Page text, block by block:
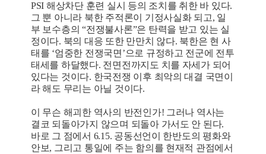
PSI 해상차단 훈련 실시 등의 조치를 취한 바 있다.
그 뿐 아니라 북한 주적론이 기정사실화 되고, 일
부 보수층의 “전쟁불사론”은 탄력을 받고 있는 실
정이다. 북의 대응 또한 만만치 않다. 북한은 현 사
태를 ‘엄중한 전쟁국면’으로 규정하고 전군에 전투
태세를 하달했다. 전면전까지도 치를 자세가 되어
있다는 것이다. 한국전쟁 이후 최악의 대결 국면이
라 해도 무리는 아닐 것이다.
이 무슨 해괴한 역사의 반전인가! 그러나 역사는
결코 되돌아가지 않으며 되돌아 가서도 안 된다.
바로 그 점에서 6.15. 공동선언이 한반도의 평화와
안보, 그리고 통일에 주는 함의를 현재적 관점에서